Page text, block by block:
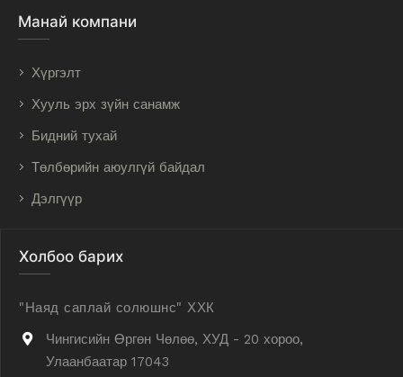
Манай компани
Хүргэлт
Хууль эрх зүйн санамж
Бидний тухай
Төлбөрийн аюулгүй байдал
Дэлгүүр
Холбоо барих
"Наяд саплай солюшнс" ХХК
Чингисийн Өргөн Чөлөө, ХУД - 20 хороо,
Улаанбаатар 17043